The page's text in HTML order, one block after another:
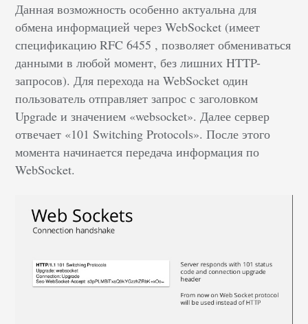
Данная возможность особенно актуальна для
обмена информацией через WebSocket (имеет
спецификацию RFC 6455 , позволяет обмениваться
данными в любой момент, без лишних HTTP-
запросов). Для перехода на WebSocket один
пользователь отправляет запрос с заголовком
Upgrade и значением «websocket». Далее сервер
отвечает «101 Switching Protocols». После этого
момента начинается передача информация по
WebSocket.